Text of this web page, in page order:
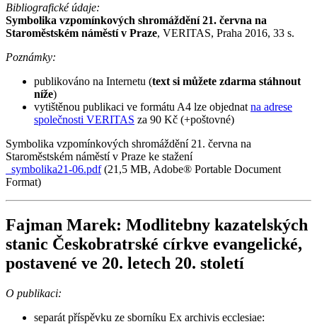
Bibliografické údaje:
Symbolika vzpomínkových shromáždění 21. června na
Staroměstském náměstí v Praze, VERITAS, Praha 2016, 33 s.
Poznámky:
publikováno na Internetu (text si můžete zdarma stáhnout
níže)
vytištěnou publikaci ve formátu A4 lze objednat na adrese
společnosti VERITAS za 90 Kč (+poštovné)
Symbolika vzpomínkových shromáždění 21. června na
Staroměstském náměstí v Praze ke stažení
symbolika21-06.pdf(21,5 MB, Adobe® Portable Document
Format)
Fajman Marek: Modlitebny kazatelských
stanic Českobratrské církve evangelické,
postavené ve 20. letech 20. století
O publikaci:
separát příspěvku ze sborníku Ex archivis ecclesiae: